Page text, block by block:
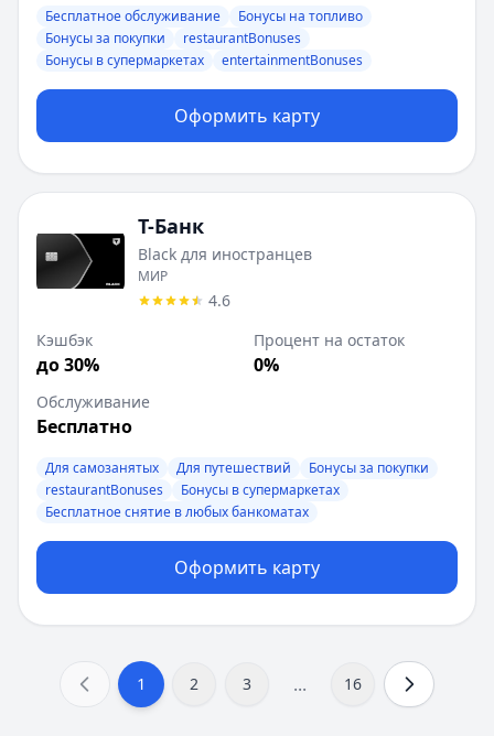
Бесплатное обслуживание
Бонусы на топливо
Бонусы за покупки
restaurantBonuses
Бонусы в супермаркетах
entertainmentBonuses
Оформить карту
Т-Банк
Black для иностранцев
МИР
4.6
Кэшбэк
до 30%
Процент на остаток
0%
Обслуживание
Бесплатно
Для самозанятых Для путешествий
Бонусы за покупки
restaurantBonuses
Бонусы в супермаркетах
Бесплатное снятие в любых банкоматах
Оформить карту
1 2 3 ... 16